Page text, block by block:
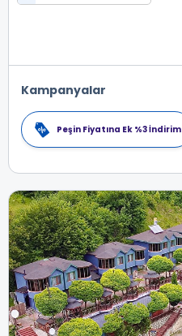
Kampanyalar
Peşin Fiyatına Ek %3 İndirim